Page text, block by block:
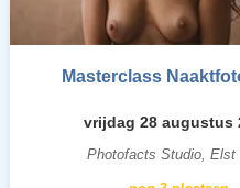
Masterclass
vrijdag 28 augustus
Photofacts Studio, Elst